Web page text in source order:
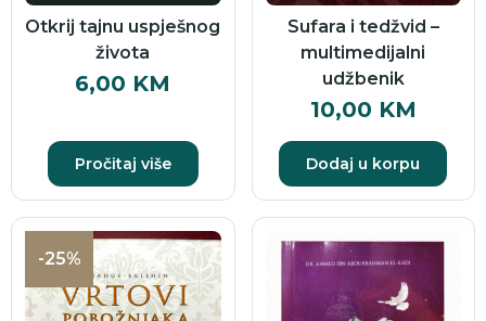
Otkrij tajnu uspješnog
života
6,00 KM
Pročitaj više
Sufara i tedžvid –
multimedijalni
udžbenik
10,00 KM
Dodaj u korpu
-25%